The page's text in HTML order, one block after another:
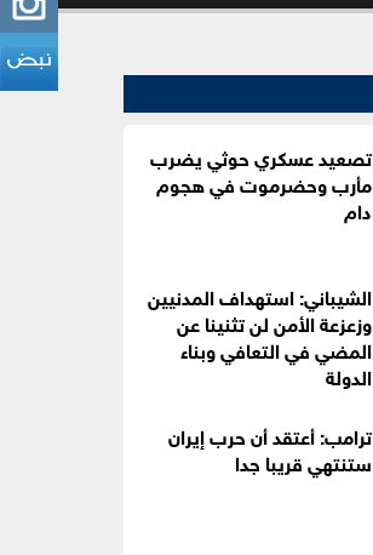
تصعيد عسكري حوثي يضرب
مأرب وحضرموت في هجوم
دام
الشيباني: استهداف المدنيين
وزعزعة الأمن لن تثنينا عن
المضي في التعافي وبناء
الدولة
ترامب: أعتقد أن حرب إيران
ستنتهي قريبا جدا